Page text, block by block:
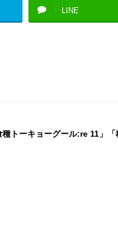
LINE
トーキョーグール:re 11」「